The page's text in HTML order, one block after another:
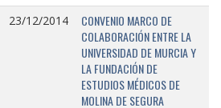
23/12/2014
CONVENIO MARCO DE
COLABORACIÓN ENTRE LA
UNIVERSIDAD DE MURCIA Y
LA FUNDACIÓN DE
ESTUDIOS MÉDICOS DE
MOLINA DE SEGURA